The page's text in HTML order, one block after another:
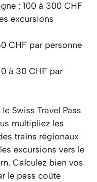
: 100 à 300 CHF
excursions
CHF par personne
à 30 CHF par
Swiss Travel Pass
multipliez les
trains régionaux
excursions vers le
Calculez bien vos
le pass coûte